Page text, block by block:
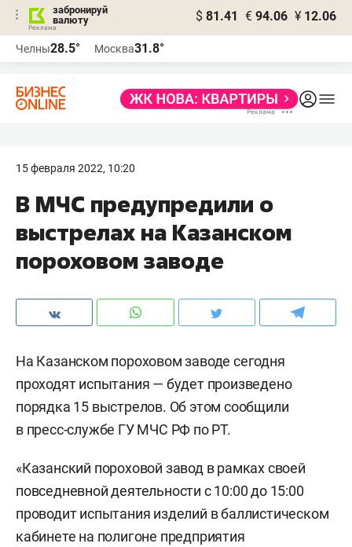
забронируй
валюту
$ 81.41 € 94.06 ¥ 12.06
Челны28.5° Москва31.8°
15 февраля 2022, 10:20
В МЧС предупредили о
выстрелах на Казанском
пороховом заводе
На Казанском пороховом заводе сегодня
проходят испытания — будет произведено
порядка 15 выстрелов. Об этом сообщили
в пресс-службе ГУ МЧС РФ по РТ.
«Казанский пороховой завод в рамках своей
повседневной деятельности с 10:00 до 15:00
проводит испытания изделий в баллистическом
кабинете на полигоне предприятия